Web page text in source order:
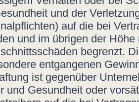
und der
auf die bei
und im übrigen der
begrenzt.
entgangenen
ist gegenüber
und Gesundheit oder